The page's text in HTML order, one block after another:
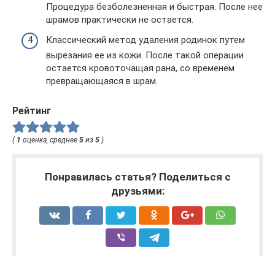
Процедура безболезненная и быстрая. После нее
шрамов практически не остается.
Классический метод удаления родинок путем
вырезания ее из кожи. После такой операции
остается кровоточащая рана, со временем
превращающаяся в шрам.
Рейтинг
( 1 оценка, среднее 5 из 5 )
Понравилась статья? Поделиться с
друзьями: